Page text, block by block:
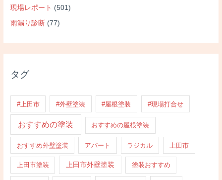
現場レポート (501)
雨漏り診断 (77)
タグ
#上田市 #外壁塗装 #屋根塗装 #現場打合せ
おすすめの塗装 おすすめの屋根塗装
おすすめ外壁塗装 アパート ラジカル 上田市
上田市塗装 上田市外壁塗装 塗装おすすめ